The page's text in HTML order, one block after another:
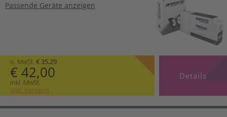
Passende Geräte anzeigen
o. MwSt. € 35,29
€ 42,00
inkl. MwSt.
zzgl. Versand
Details